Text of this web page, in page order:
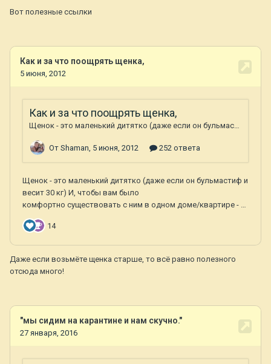
Вот полезные ссылки
Даже если возьмёте щенка старше, то всё равно полезного
отсюда много!